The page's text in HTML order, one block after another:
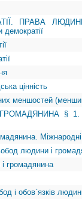
ПРАВА
цінність
меншостей
§ 1.
людини і
громадянина
і обов`язків